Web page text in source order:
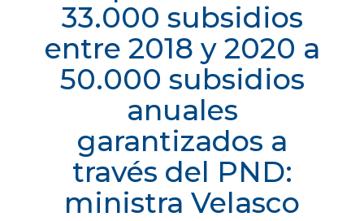
33.000 subsidios
entre 2018 y 2020 a
50.000 subsidios
anuales
garantizados a
través del PND:
ministra Velasco